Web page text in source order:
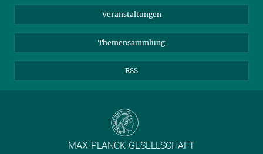
Veranstaltungen
Themensammlung
RSS
MAX-PLANCK-GESELLSCHAFT